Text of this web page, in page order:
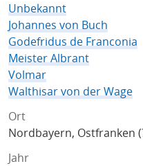
Unbekannt
Johannes von Buch
Godefridus de Franconia
Meister Albrant
Volmar
Walthisar von der Wage
Ort
Nordbayern, Ostfranken
Jahr